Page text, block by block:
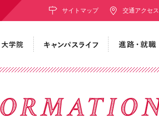
サイトマップ 交通アクセス